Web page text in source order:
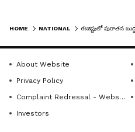
HOME NATIONAL
About Website
Privacy Policy
Complaint Redressal - Website
Investors